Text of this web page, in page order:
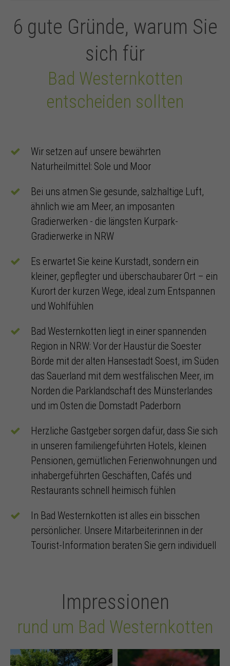
6 gute Gründe, warum Sie
sich für
Bad Westernkotten
entscheiden sollten
Wir setzen auf unsere bewährten
Naturheilmittel: Sole und Moor
Bei uns atmen Sie gesunde, salzhaltige Luft,
ähnlich wie am Meer, an imposanten
Gradierwerken - die längsten Kurpark-
Gradierwerke in NRW
Es erwartet Sie keine Kurstadt, sondern ein
kleiner, gepflegter und überschaubarer Ort – ein
Kurort der kurzen Wege, ideal zum Entspannen
und Wohlfühlen
Bad Westernkotten liegt in einer spannenden
Region in NRW: Vor der Haustür die Soester
Börde mit der alten Hansestadt Soest, im Süden
das Sauerland mit dem westfälischen Meer, im
Norden die Parklandschaft des Münsterlandes
und im Osten die Domstadt Paderborn
Herzliche Gastgeber sorgen dafür, dass Sie sich
in unseren familiengeführten Hotels, kleinen
Pensionen, gemütlichen Ferienwohnungen und
inhabergeführten Geschäften, Cafés und
Restaurants schnell heimisch fühlen
In Bad Westernkotten ist alles ein bisschen
persönlicher. Unsere Mitarbeiterinnen in der
Tourist-Information beraten Sie gern individuell
Impressionen
rund um Bad Westernkotten